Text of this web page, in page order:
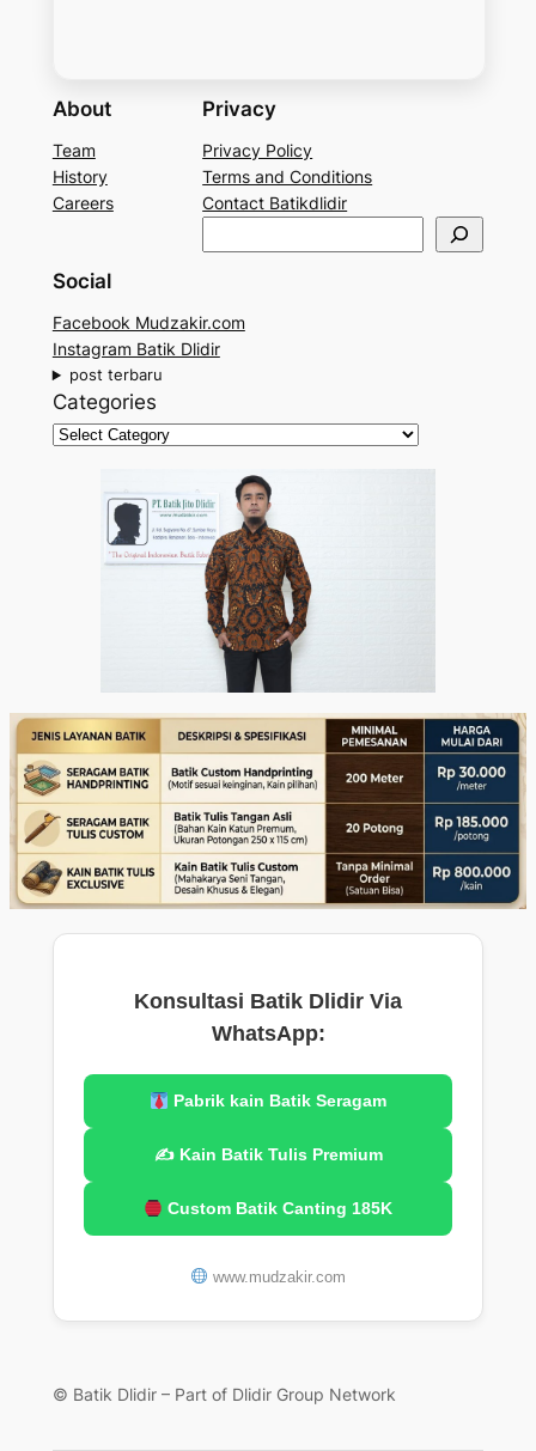
About
Team
History
Careers
Privacy
Privacy Policy
Terms and Conditions
Contact Batikdlidir
e
c
h
Social
Facebook Mudzakir.com
Instagram Batik Dlidir
post terbaru
Categories
Konsultasi Batik Dlidir Via
WhatsApp:
Pabrik kain Batik Seragam
✍️ Kain Batik Tulis Premium
Custom Batik Canting 185K
www.mudzakir.com
© Batik Dlidir – Part of Dlidir Group Network